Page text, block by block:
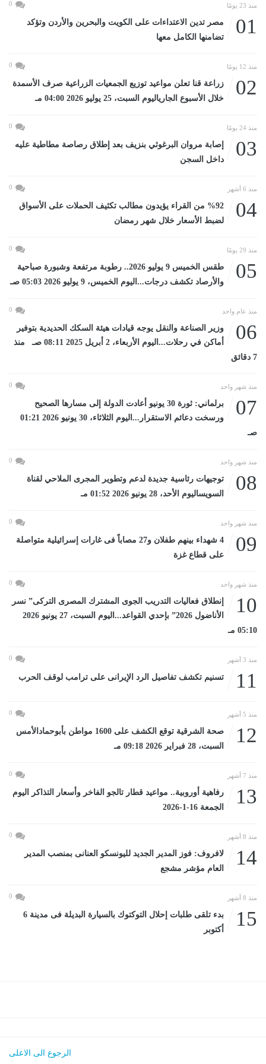
منذ 23 يومًا 0
01
مصر تدين الاعتداءات على الكويت والبحرين والأردن وتؤكد
تضامنها الكامل معها
منذ 12 يومًا 0
02
زراعة قنا تعلن مواعيد توزيع الجمعيات الزراعية صرف الأسمدة
خلال الأسبوع الجارياليوم السبت، 25 يوليو 2026 04:00 مـ
منذ 24 يومًا 0
03
إصابة مروان البرغوثي بنزيف بعد إطلاق رصاصة مطاطية عليه
داخل السجن
منذ 6 أشهر 0
04
%92 من القراء يؤيدون مطالب تكثيف الحملات على الأسواق
لضبط الأسعار خلال شهر رمضان
منذ 29 يومًا 0
05
طقس الخميس 9 يوليو 2026.. رطوبة مرتفعة وشبورة صباحية
والأرصاد تكشف درجات...اليوم الخميس، 9 يوليو 2026 05:03 صـ
منذ عام واحد 0
06
وزير الصناعة والنقل يوجه قيادات هيئة السكك الحديدية بتوفير
أماكن في رحلات...اليوم الأربعاء، 2 أبريل 2025 08:11 صـ منذ
7 دقائق
منذ شهر واحد 0
07
برلماني: ثورة 30 يونيو أعادت الدولة إلى مسارها الصحيح
ورسخت دعائم الاستقرار...اليوم الثلاثاء، 30 يونيو 2026 01:21
صـ
منذ شهر واحد 0
08
توجيهات رئاسية جديدة لدعم وتطوير المجرى الملاحي لقناة
السويساليوم الأحد، 28 يونيو 2026 01:52 مـ
منذ شهر واحد 0
09
4 شهداء بينهم طفلان و27 مصاباً فى غارات إسرائيلية متواصلة
على قطاع غزة
منذ شهر واحد 0
10
إنطلاق فعاليات التدريب الجوى المشترك المصرى التركى” نسر
الأناضول 2026” بإحدي القواعد...اليوم السبت، 27 يونيو 2026
05:10 مـ
منذ 3 أشهر 0
11 تسنيم تكشف تفاصيل الرد الإيرانى على ترامب لوقف الحرب
منذ 5 أشهر 0
12
صحة الشرقية توقع الكشف على 1600 مواطن بأبوحمادالأمس
السبت، 28 فبراير 2026 09:18 مـ
منذ 7 أشهر 0
13
رفاهية أوروبية.. مواعيد قطار تالجو الفاخر وأسعار التذاكر اليوم
الجمعة 16-1-2026
منذ 8 أشهر 0
14
لافروف: فوز المدير الجديد لليونسكو العنانى بمنصب المدير
العام مؤشر مشجع
منذ 8 أشهر 0
15
بدء تلقى طلبات إحلال التوكتوك بالسيارة البديلة فى مدينة 6
أكتوبر
الرجوع الى الاعلى